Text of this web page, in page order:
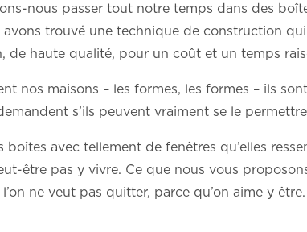
nous passer tout notre temps dans des
avons trouvé une technique de construction
de haute qualité, pour un coût et un temps
nos maisons – les formes, les formes – ils
s’ils peuvent vraiment se le
avec tellement de fenêtres qu’elles
être pas y vivre. Ce que nous vous
ne veut pas quitter, parce qu’on aime y être.